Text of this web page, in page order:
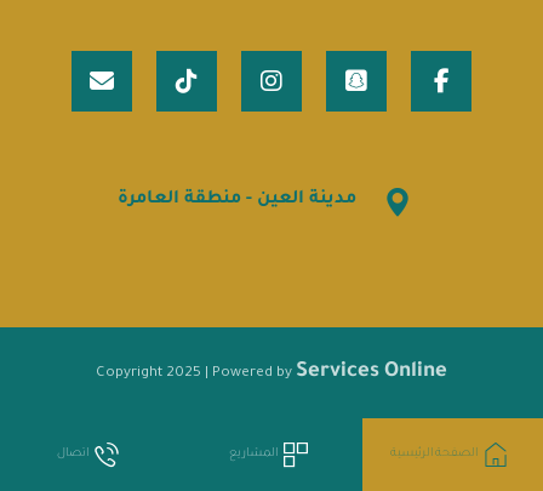
مدينة العين - منطقة العامرة
Copyright 2025 | Powered by Services Online
الصفحة الرئيسية المشاريع اتصال